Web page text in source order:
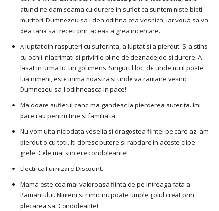
atunci ne dam seama cu durere in suflet ca suntem niste bieti
muritori. Dumnezeu sa-i dea odihna cea vesnica, iar voua sa va
dea taria sa treceti prin aceasta grea incercare.
A luptat din rasputeri cu suferinta, a luptat si a pierdut. S-a stins
cu ochii inlacrimati si privirile pline de deznadejde si durere. A
lasat in urma lui un gol imens. Singurul loc, de unde nu il poate
lua nimeni, este inima noastra si unde va ramane vesnic.
Dumnezeu sa-l odihneasca in pace!
Ma doare sufletul cand ma gandesc la pierderea suferita. Imi
pare rau pentru tine si familia ta.
Nu vom uita niciodata veselia si dragostea fiintei pe care azi am
pierdut-o cu totii. Iti doresc putere si rabdare in aceste clipe
grele. Cele mai sincere condoleante!
Electrica Furnizare Discount.
Mama este cea mai valoroasa fiinta de pe intreaga fata a
Pamantului. Nimeni si nimic nu poate umple golul creat prin
plecarea sa. Condoleante!